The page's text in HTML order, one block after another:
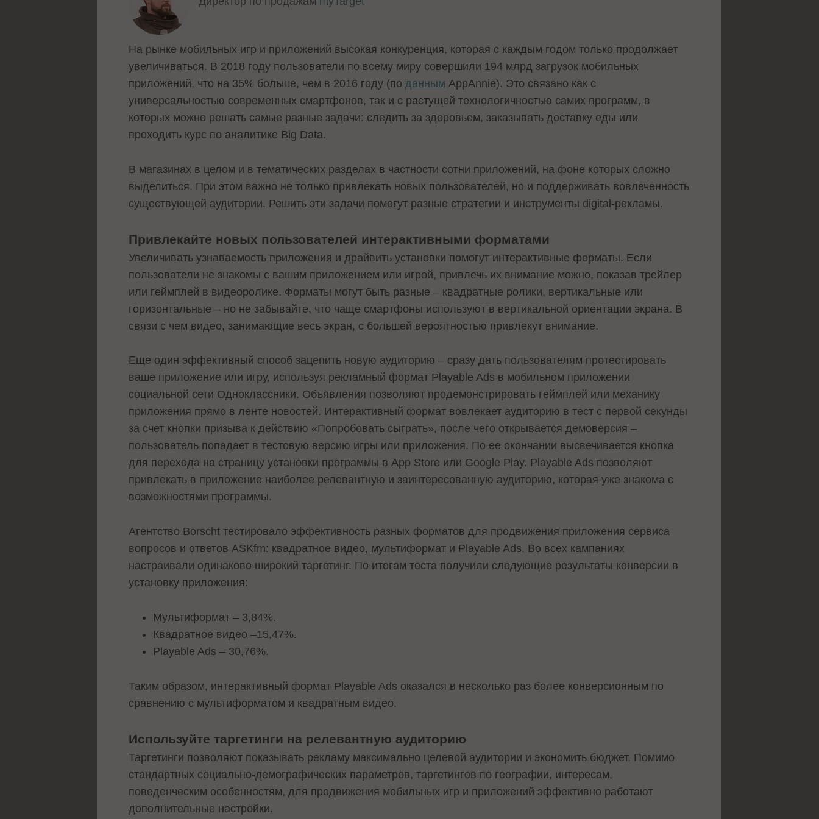
На рынке мобильных игр и приложений высокая конкуренция, которая с каждым годом только продолжает
увеличиваться. В 2018 году пользователи по всему миру совершили 194 млрд загрузок мобильных
приложений, что на 35% больше, чем в 2016 году (поданным AppAnnie). Это связано как с
универсальностью современных смартфонов, так и с растущей технологичностью самих программ, в
которых можно решать самые разные задачи: следить за здоровьем, заказывать доставку еды или
проходить курс по аналитике Big Data.
В магазинах в целом и в тематических разделах в частности сотни приложений, на фоне которых сложно
выделиться. При этом важно не только привлекать новых пользователей, но и поддерживать вовлеченность
существующей аудитории. Решить эти задачи помогут разные стратегии и инструменты digital-рекламы.
Привлекайте новых пользователей интерактивными форматами
Увеличивать узнаваемость приложения и драйвить установки помогут интерактивные форматы. Если
пользователи не знакомы с вашим приложением или игрой, привлечь их внимание можно, показав трейлер
или геймплей в видеоролике. Форматы могут быть разные – квадратные ролики, вертикальные или
горизонтальные – но не забывайте, что чаще смартфоны используют в вертикальной ориентации экрана. В
связи с чем видео, занимающие весь экран, с большей вероятностью привлекут внимание.
Еще один эффективный способ зацепить новую аудиторию – сразу дать пользователям протестировать
ваше приложение или игру, используя рекламный формат Playable Ads в мобильном приложении
социальной сети Одноклассники. Объявления позволяют продемонстрировать геймплей или механику
приложения прямо в ленте новостей. Интерактивный формат вовлекает аудиторию в тест с первой секунды
за счет кнопки призыва к действию «Попробовать сыграть», после чего открывается демоверсия –
пользователь попадает в тестовую версию игры или приложения. По ее окончании высвечивается кнопка
для перехода на страницу установки программы в App Store или Google Play. Playable Ads позволяют
привлекать в приложение наиболее релевантную и заинтересованную аудиторию, которая уже знакома с
возможностями программы.
Агентство Borscht тестировало эффективность разных форматов для продвижения приложения сервиса
вопросов и ответов ASKfm: квадратное видео, мультиформат и Playable Ads. Во всех кампаниях
настраивали одинаково широкий таргетинг. По итогам теста получили следующие результаты конверсии в
установку приложения:
Мультиформат – 3,84%.
Квадратное видео –15,47%.
Playable Ads – 30,76%.
Таким образом, интерактивный формат Playable Ads оказался в несколько раз более конверсионным по
сравнению с мультиформатом и квадратным видео.
Используйте таргетинги на релевантную аудиторию
Таргетинги позволяют показывать рекламу максимально целевой аудитории и экономить бюджет. Помимо
стандартных социально-демографических параметров, таргетингов по географии, интересам,
поведенческим особенностям, для продвижения мобильных игр и приложений эффективно работают
дополнительные настройки.